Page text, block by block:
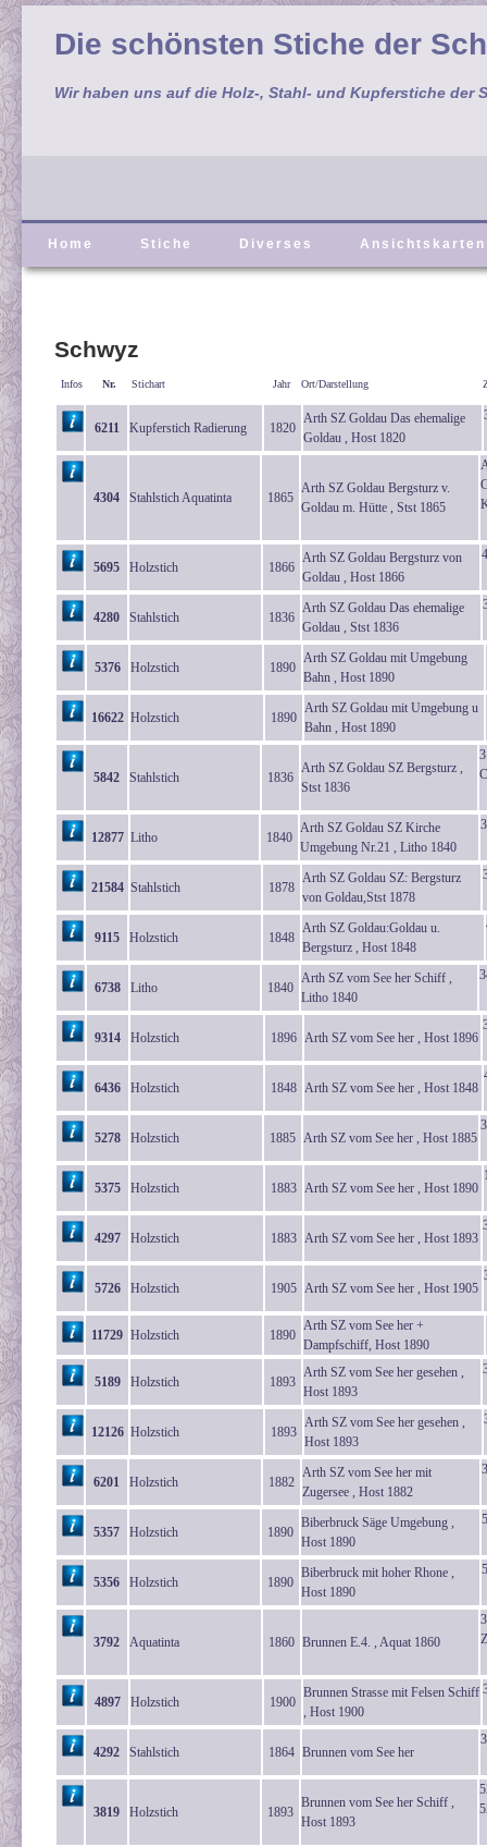
Die schönsten Stiche der
Wir haben uns auf die Holz-, Stahl- und Kupferstiche der
Home Stiche Diverses Ansichtskarten
Schwyz
Infos Nr. Stichart Jahr Ort/Darstellung
6211 Kupferstich Radierung 1820
Arth SZ Goldau Das ehemalige
Goldau , Host 1820
4304 Stahlstich Aquatinta 1865
Arth SZ Goldau Bergsturz v.
Goldau m. Hütte , Stst 1865
5695 Holzstich 1866
Arth SZ Goldau Bergsturz von
Goldau , Host 1866
4280 Stahlstich 1836
Arth SZ Goldau Das ehemalige
Goldau , Stst 1836
5376 Holzstich 1890
Arth SZ Goldau mit Umgebung
Bahn , Host 1890
16622 Holzstich 1890
Arth SZ Goldau mit Umgebung u
Bahn , Host 1890
5842 Stahlstich 1836
Arth SZ Goldau SZ Bergsturz ,
Stst 1836
12877 Litho 1840
Arth SZ Goldau SZ Kirche
Umgebung Nr.21 , Litho 1840
21584 Stahlstich 1878
Arth SZ Goldau SZ: Bergsturz
von Goldau,Stst 1878
9115 Holzstich 1848
Arth SZ Goldau:Goldau u.
Bergsturz , Host 1848
6738 Litho 1840
Arth SZ vom See her Schiff ,
Litho 1840
9314 Holzstich 1896 Arth SZ vom See her , Host 1896
6436 Holzstich 1848 Arth SZ vom See her , Host 1848
5278 Holzstich 1885 Arth SZ vom See her , Host 1885
5375 Holzstich 1883 Arth SZ vom See her , Host 1890
4297 Holzstich 1883 Arth SZ vom See her , Host 1893
5726 Holzstich 1905 Arth SZ vom See her , Host 1905
11729 Holzstich 1890
Arth SZ vom See her +
Dampfschiff, Host 1890
5189 Holzstich 1893
Arth SZ vom See her gesehen ,
Host 1893
12126 Holzstich 1893
Arth SZ vom See her gesehen ,
Host 1893
6201 Holzstich 1882
Arth SZ vom See her mit
Zugersee , Host 1882
5357 Holzstich 1890
Biberbruck Säge Umgebung ,
Host 1890
5356 Holzstich 1890
Biberbruck mit hoher Rhone ,
Host 1890
3792 Aquatinta 1860 Brunnen E.4. , Aquat 1860
4897 Holzstich 1900
Brunnen Strasse mit Felsen Schiff
, Host 1900
4292 Stahlstich 1864 Brunnen vom See her
3819 Holzstich 1893
Brunnen vom See her Schiff ,
Host 1893